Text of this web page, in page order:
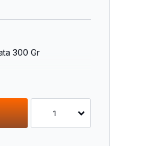
300 Gr
1